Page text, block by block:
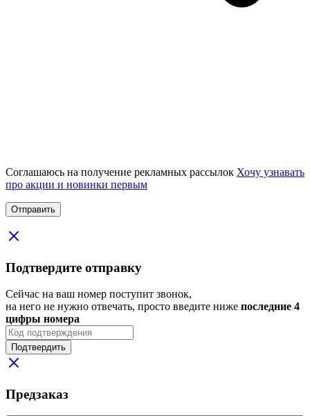
Соглашаюсь на получение рекламных рассылок Хочу узнавать
про акции и новинки первым
Подтвердите отправку
Сейчас на ваш номер поступит звонок,
на него не нужно отвечать, просто введите ниже последние 4
цифры номера
Подтвердить
Предзаказ